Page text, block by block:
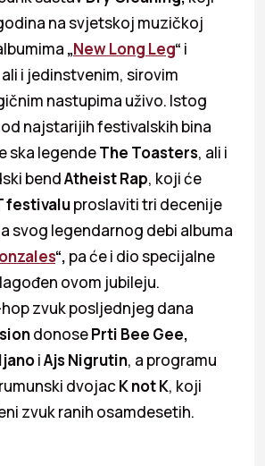
na svjetskoj muzičkoj
„New Long Leg“ i
ali i jedinstvenim, sirovim
nastupima uživo. Istog
najstarijih festivalskih bina
ska legendeThe Toasters, ali i
bendAtheist Rap, koji će
festivaluproslaviti tri decenije
svog legendarnog debi albuma
“, pa će i dio specijalne
ovom jubileju.
zvuk posljednjeg dana
donosePrti Bee Gee,
iAjs Nigrutin, a programu
dvojacK not K, koji
zvuk ranih osamdesetih.